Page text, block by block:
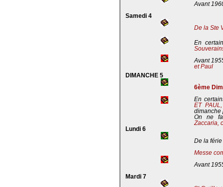
Avant
Samedi 4
De la Ste
En
Avant
et Paul
DIMANCHE 5
6ème
En
ET
dimanche
On ne
Zaccaria,
Lundi 6
De la férie
Messe
Avant
Mardi 7